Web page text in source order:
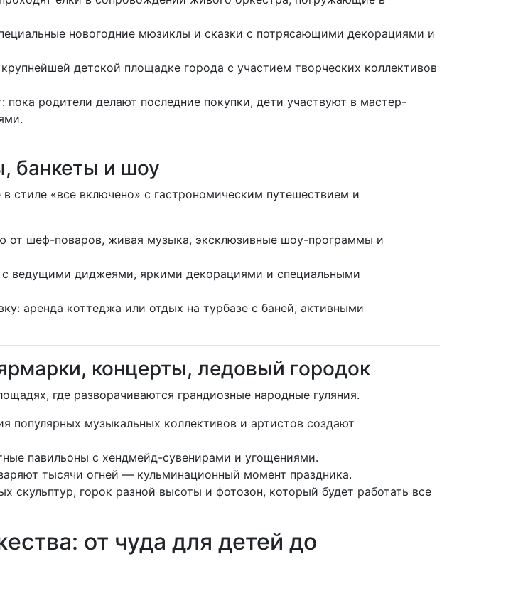
новогодние мюзиклы и сказки с потрясающими декорациями и
детской площадке города с участием творческих коллективов
родители делают последние покупки, дети участвуют в мастер-
банкеты и шоу
стиле «все включено» с гастрономическим путешествием и
от шеф-поваров, живая музыка, эксклюзивные шоу-программы и
с ведущими диджеями, яркими декорациями и специальными
аренда коттеджа или отдых на турбазе с баней, активными
концерты, ледовый городок
где разворачиваются грандиозные народные гуляния.
музыкальных коллективов и артистов создают
павильоны с хендмейд-сувенирами и угощениями.
тысячи огней — кульминационный момент праздника.
горок разной высоты и фотозон, который будет работать все
от чуда для детей до